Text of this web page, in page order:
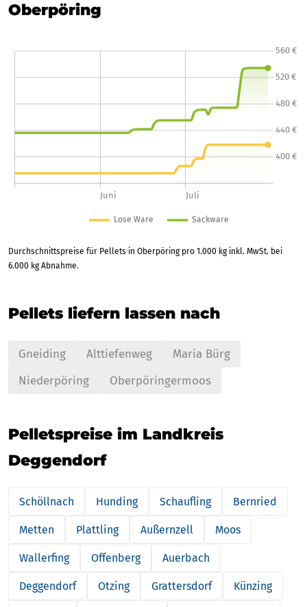
Oberpöring
Durchschnittspreise für Pellets in Oberpöring pro 1.000 kg inkl. MwSt. bei
6.000 kg Abnahme.
Pellets liefern lassen nach
Gneiding Alttiefenweg
Maria Bürg
Niederpöring
Oberpöringermoos
Pelletspreise im Landkreis
Deggendorf
Schöllnach Hunding Schaufling Bernried
Metten Plattling Außernzell Moos
Wallerfing Offenberg Auerbach
Deggendorf Otzing Grattersdorf Künzing